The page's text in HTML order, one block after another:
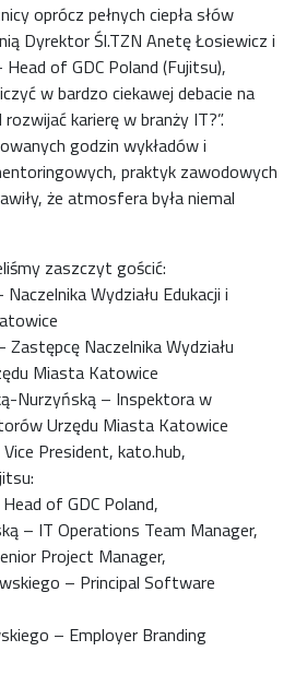
oprócz pełnych ciepła słów
Dyrektor Śl.TZN Anetę Łosiewicz i
of GDC Poland (Fujitsu),
w bardzo ciekawej debacie na
karierę w branży IT?”.
godzin wykładów i
praktyk zawodowych
że atmosfera była niemal
zaszczyt gościć:
Wydziału Edukacji i
Zastępcę Naczelnika Wydziału
Miasta Katowice
Nurzyńską – Inspektora w
Urzędu Miasta Katowice
President, kato.hub,
of GDC Poland,
– IT Operations Team Manager,
Project Manager,
– Principal Software
– Employer Branding